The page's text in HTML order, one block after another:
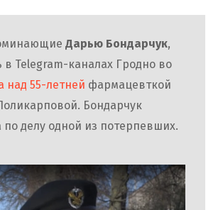
Дарью Бондарчук,
в Telegram-каналах Гродно во
над 55-летней фармацевткой
Бондарчук
по делу одной из потерпевших.